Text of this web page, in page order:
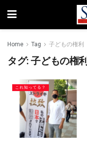
Home Tag 子どもの権利
タグ:子どもの権利
これ知ってる？